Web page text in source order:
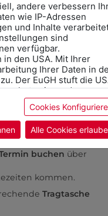
andere verbessern
wie IP-Adressen
und Inhalte
sind
verfügbar.
in den USA. Mit Ihrer
Ihrer Daten in
Der EuGH stuft die
ein, und es
Daten ohne
unserer
Cookies
Alle Cookies
Sie
benötigen
in der Kategorie und
buchen über
kommen.
Tragtasche